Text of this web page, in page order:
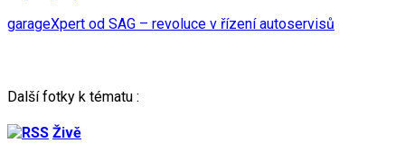
garageXpert od SAG – revoluce v řízení autoservisů
Další fotky k tématu :
Živě